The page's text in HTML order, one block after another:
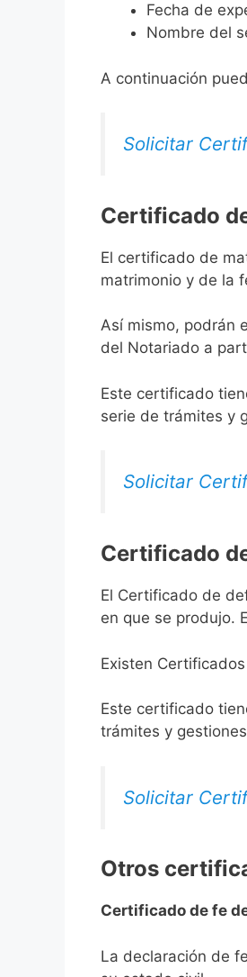
Fecha de
Nombre del
A continuación
Solicitar
Certificado
El certificado de
matrimonio y de la
Así mismo, podrán
del Notariado a
Este certificado
serie de trámites y
Solicitar
Certificado
El Certificado de
en que se produjo.
Existen
Este certificado
trámites y
Solicitar
Otros
Certificado de fe
La declaración de